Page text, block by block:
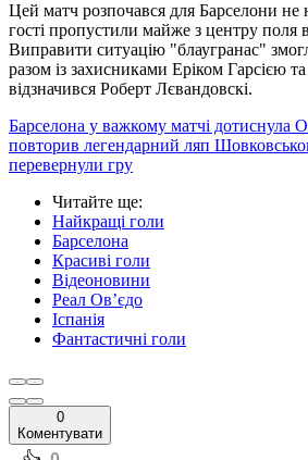
Цей матч розпочався для Барселони
гості пропустили майже з центру поля
Виправити ситуацію "блаугранас"
разом із захисниками Еріком Гарсією
відзначився Роберт Лєвандовскі.
Барселона у важкому матчі дотиснула
повторив легендарний ляп
перевернули гру
Читайте ще:
Найкращі голи
Барселона
Красиві голи
Відеоновини
Реал Ов’єдо
Іспанія
Фантастичні голи
0
Коментувати